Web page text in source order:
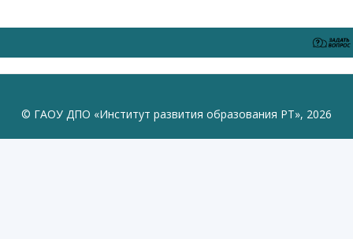
© ГАОУ ДПО «Институт развития образования РТ», 2026